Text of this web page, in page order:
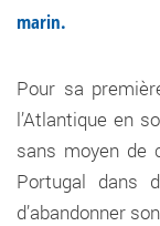
marin.
Pour sa
l’Atlantique en
sans moyen de
Portugal dans
d’abandonner